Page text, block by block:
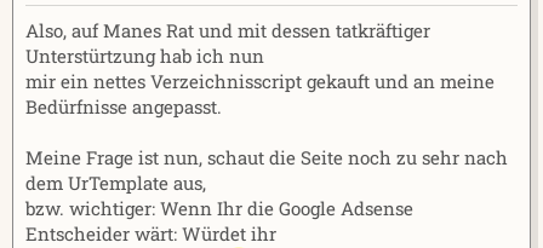
Also, auf Manes Rat und mit dessen tatkräftiger
Unterstürtzung hab ich nun
mir ein nettes Verzeichnisscript gekauft und an meine
Bedürfnisse angepasst.
Meine Frage ist nun, schaut die Seite noch zu sehr nach
dem UrTemplate aus,
bzw. wichtiger: Wenn Ihr die Google Adsense
Entscheider wärt: Würdet ihr